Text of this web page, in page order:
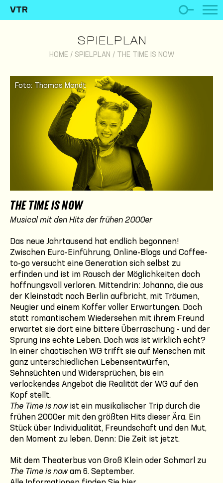
VTR
SPIELPLAN
HOME / SPIELPLAN / THE TIME IS NOW
Foto: Thomas Mandt
THE TIME IS NOW
Musical mit den Hits der frühen 2000er
Das neue Jahrtausend hat endlich begonnen!
Zwischen Euro-Einführung, Online-Blogs und Coffee-
to-go versucht eine Generation sich selbst zu
erfinden und ist im Rausch der Möglichkeiten doch
hoffnungsvoll verloren. Mittendrin: Johanna, die aus
der Kleinstadt nach Berlin aufbricht, mit Träumen,
Neugier und einem Koffer voller Erwartungen. Doch
statt romantischem Wiedersehen mit ihrem Freund
erwartet sie dort eine bittere Überraschung - und der
Sprung ins echte Leben. Doch was ist wirklich echt?
In einer chaotischen WG trifft sie auf Menschen mit
ganz unterschiedlichen Lebensentwürfen,
Sehnsüchten und Widersprüchen, bis ein
verlockendes Angebot die Realität der WG auf den
Kopf stellt.
The Time is nowist ein musikalischer Trip durch die
frühen 2000er mit den größten Hits dieser Ära. Ein
Stück über Individualität, Freundschaft und den Mut,
den Moment zu leben. Denn: Die Zeit ist jetzt.
Mit dem Theaterbus von Groß Klein oder Schmarl zu
The Time is nowam 6. September.